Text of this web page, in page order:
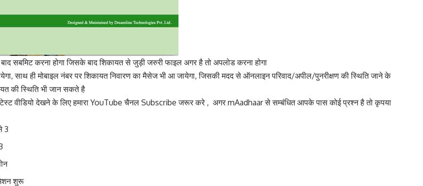
सबमिट करना होगा जिसके बाद शिकायत से जुड़ी जरुरी फाइल अगर है तो अपलोड करना होगा
साथ ही मोबाइल नंबर पर शिकायत निवारण का मैसेज भी आ जायेगा, जिसकी मदद से ऑनलाइन परिवाद/अपील/पुनरीक्षण की स्थिति जाने के
की स्थिति भी जान सकते है
वीडियो देखने के लिए हमारा YouTube चैनल Subscribe जरूर करे , अगर mAadhaar से सम्बंधित आपके पास कोई प्रश्न है तो कृपया
3
शुरू